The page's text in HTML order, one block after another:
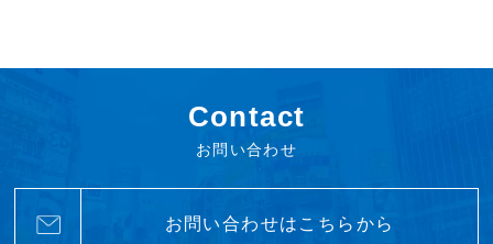
Contact
お問い合わせ
お問い合わせはこちらから